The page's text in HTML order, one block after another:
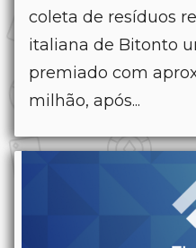
coleta de resíduos
italiana de Bitonto
premiado com
milhão, após...